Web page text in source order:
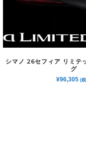
シマノ 26セフィア リミテ
グ
¥96,305 (